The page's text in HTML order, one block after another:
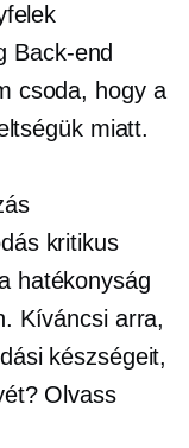
Back-end
csoda, hogy a
miatt.
kritikus
hatékonyság
Kíváncsi arra,
készségeit,
Olvass